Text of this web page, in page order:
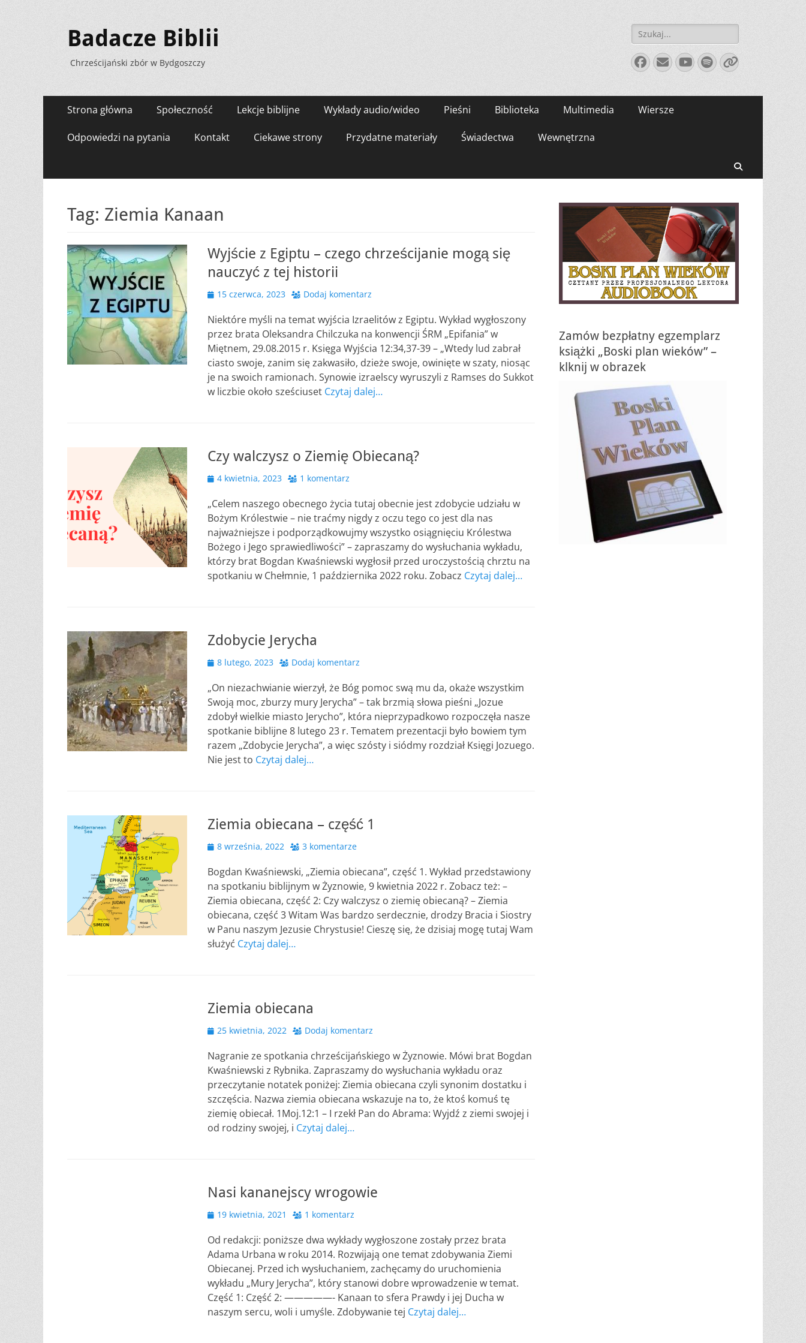
Badacze Biblii
Chrześcijański zbór w Bydgoszczy
Szukaj:
Facebook
E-
mail
YouTube
Spotify
Link
Menu
zawartości
Strona główna Społeczność Lekcje biblijne Wykłady audio/wideo Pieśni Biblioteka Multimedia Wiersze
Odpowiedzi na pytania Kontakt Ciekawe strony Przydatne materiały Świadectwa Wewnętrzna
Tag: Ziemia Kanaan
Wyjście z Egiptu – czego chrześcijanie mogą się
nauczyć z tej historii
Opublikowano
15 czerwca, 2023 Dodaj komentarz
Niektóre myśli na temat wyjścia Izraelitów z Egiptu. Wykład wygłoszony
przez brata Oleksandra Chilczuka na konwencji ŚRM „Epifania” w
Miętnem, 29.08.2015 r. Księga Wyjścia 12:34,37-39 – „Wtedy lud zabrał
ciasto swoje, zanim się zakwasiło, dzieże swoje, owinięte w szaty, niosąc
je na swoich ramionach. Synowie izraelscy wyruszyli z Ramses do Sukkot
w liczbie około sześciuset Czytaj dalej…
Czy walczysz o Ziemię Obiecaną?
Opublikowano
4 kwietnia, 2023 1 komentarz
„Celem naszego obecnego życia tutaj obecnie jest zdobycie udziału w
Bożym Królestwie – nie traćmy nigdy z oczu tego co jest dla nas
najważniejsze i podporządkowujmy wszystko osiągnięciu Królestwa
Bożego i Jego sprawiedliwości” – zapraszamy do wysłuchania wykładu,
którzy brat Bogdan Kwaśniewski wygłosił przed uroczystością chrztu na
spotkaniu w Chełmnie, 1 października 2022 roku. Zobacz Czytaj dalej…
Zdobycie Jerycha
Opublikowano
8 lutego, 2023 Dodaj komentarz
„On niezachwianie wierzył, że Bóg pomoc swą mu da, okaże wszystkim
Swoją moc, zburzy mury Jerycha” – tak brzmią słowa pieśni „Jozue
zdobył wielkie miasto Jerycho”, która nieprzypadkowo rozpoczęła nasze
spotkanie biblijne 8 lutego 23 r. Tematem prezentacji było bowiem tym
razem „Zdobycie Jerycha”, a więc szósty i siódmy rozdział Księgi Jozuego.
Nie jest to Czytaj dalej…
Ziemia obiecana – część 1
Opublikowano
8 września, 2022 3 komentarze
Bogdan Kwaśniewski, „Ziemia obiecana”, część 1. Wykład przedstawiony
na spotkaniu biblijnym w Żyznowie, 9 kwietnia 2022 r. Zobacz też: –
Ziemia obiecana, część 2: Czy walczysz o ziemię obiecaną? – Ziemia
obiecana, część 3 Witam Was bardzo serdecznie, drodzy Bracia i Siostry
w Panu naszym Jezusie Chrystusie! Cieszę się, że dzisiaj mogę tutaj Wam
służyć Czytaj dalej…
Ziemia obiecana
Opublikowano
25 kwietnia, 2022 Dodaj komentarz
Nagranie ze spotkania chrześcijańskiego w Żyznowie. Mówi brat Bogdan
Kwaśniewski z Rybnika. Zapraszamy do wysłuchania wykładu oraz
przeczytanie notatek poniżej: Ziemia obiecana czyli synonim dostatku i
szczęścia. Nazwa ziemia obiecana wskazuje na to, że ktoś komuś tę
ziemię obiecał. 1Moj.12:1 – I rzekł Pan do Abrama: Wyjdź z ziemi swojej i
od rodziny swojej, i Czytaj dalej…
Nasi kananejscy wrogowie
Opublikowano
19 kwietnia, 2021 1 komentarz
Od redakcji: poniższe dwa wykłady wygłoszone zostały przez brata
Adama Urbana w roku 2014. Rozwijają one temat zdobywania Ziemi
Obiecanej. Przed ich wysłuchaniem, zachęcamy do uruchomienia
wykładu „Mury Jerycha”, który stanowi dobre wprowadzenie w temat.
Część 1: Część 2: —————- Kanaan to sfera Prawdy i jej Ducha w
naszym sercu, woli i umyśle. Zdobywanie tej Czytaj dalej…
Zamów bezpłatny egzemplarz
książki „Boski plan wieków” –
klknij w obrazek